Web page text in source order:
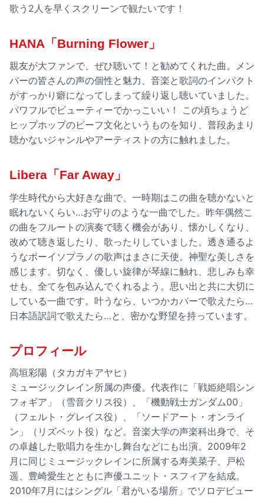
歌う2人を早くスクリーンで観たいです！
HANA「Burning Flower」
親友が大ファンで、ぜひ聴いて！と勧めてくれた曲。メン
バーの皆さんの声の個性と魅力、音楽と歌詞のインパクト
がすっかり癖になってしまって繰り返し聴いていました。
パワフルでビューティーでかっこいい！ この頃ちょうど
ヒップホップのビーフ文化というものを知り、普段あまり
聴かないジャンルやアーティストの方に触れました。
Libera「Far Away」
学生時代から大好きな曲で、一時期はこの曲を聴かないと
眠れないくらい…お守りのような一曲でした。昨年偶然こ
の曲をフルートの演奏で聴く機会があり、懐かしくなり、
改めて聴き返したり、歌ったりしていました。透き通るよ
うなボーイソプラノの歌声はまさに天使。神聖な美しさを
感じます。切なく、優しい旋律が琴線に触れ、悲しみも幸
せも、全てを包み込んでくれるよう。思い出と共に大切に
している一曲です。叶うなら、いつかカバーで歌えたら…
日本語訳詞で歌えたら…と、密かな野望を持っています。
プロフィール
高垣彩陽（タカガキアヤヒ）
ミュージックレイン所属の声優。代表作に「戦姫絶唱シン
フォギア」（雪音クリス役）、「機動戦士ガンダム00」
（フェルト・グレイス役）、「ソードアート・オンライ
ン」（リズベット役）など。音楽大学の声楽科出身で、そ
の卓越した歌唱力を生かし舞台などにも出演。2009年2
月に同じミュージックレインに所属する寿美菜子、戸松
遥、豊崎愛生とともに声優ユニット・スフィアを結成。
2010年7月にはシングル「君がいる場所」でソロデビュー